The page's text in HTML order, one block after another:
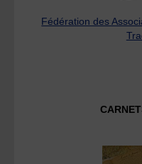
Fédération des